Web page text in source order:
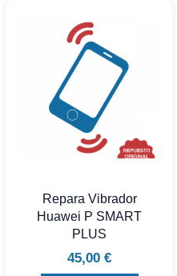
Repara Vibrador
Huawei P SMART
PLUS
45,00 €